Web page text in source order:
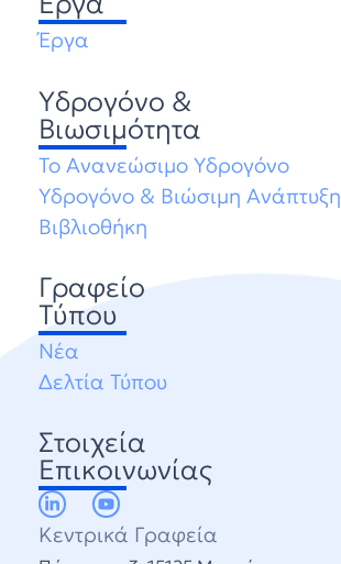
Γραφείο
Τύπου
Νέα
Δελτία Τύπου
Στοιχεία
Επικοινωνίας
Κεντρικά Γραφεία
Έργα
Υδρογόνο &
Βιωσιμότητα
Το Ανανεώσιμο Υδρογόνο
Υδρογόνο & Βιώσιμη Ανάπτυξη
Βιβλιοθήκη